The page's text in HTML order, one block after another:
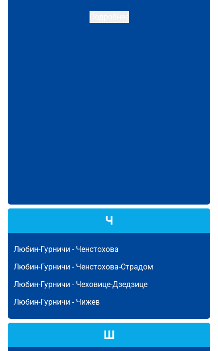
Ч
Любин-Гурничи - Ченстохова
Любин-Гурничи - Ченстохова-Страдом
Любин-Гурничи - Чеховице-Дзедзице
Любин-Гурничи - Чижев
Ш